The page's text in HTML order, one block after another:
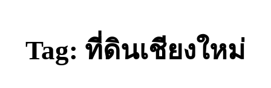
Tag: ที่ดินเชียงใหม่